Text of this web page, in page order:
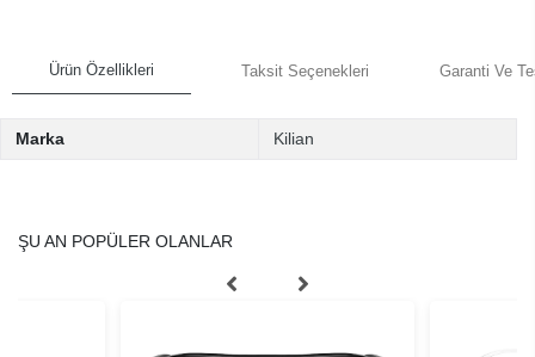
Ürün Özellikleri Taksit Seçenekleri Garanti Ve
Marka Kilian
ŞU AN POPÜLER OLANLAR